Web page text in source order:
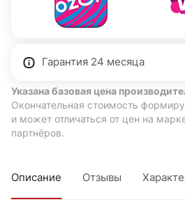
Гарантия 24 месяца
Указана базовая цена
Окончательная стоимость
и может отличаться от цен на
партнёров.
Описание Отзывы